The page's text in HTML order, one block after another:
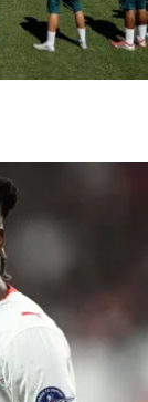
enfin le
sa dernière
le transfert
48 heures.